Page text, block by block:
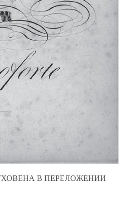
В ПЕРЕЛОЖЕНИИ